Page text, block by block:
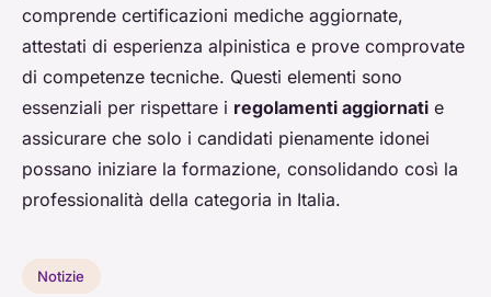
comprende certificazioni mediche aggiornate,
attestati di esperienza alpinistica e prove comprovate
di competenze tecniche. Questi elementi sono
essenziali per rispettare i regolamenti aggiornati e
assicurare che solo i candidati pienamente idonei
possano iniziare la formazione, consolidando così la
professionalità della categoria in Italia.
Notizie